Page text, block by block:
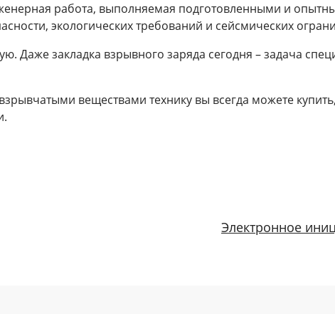
работа, выполняемая подготовленными и
экологических требований и сейсмических
Даже закладка взрывного заряда сегодня – задача
веществами технику вы всегда можете купить,
Электронное